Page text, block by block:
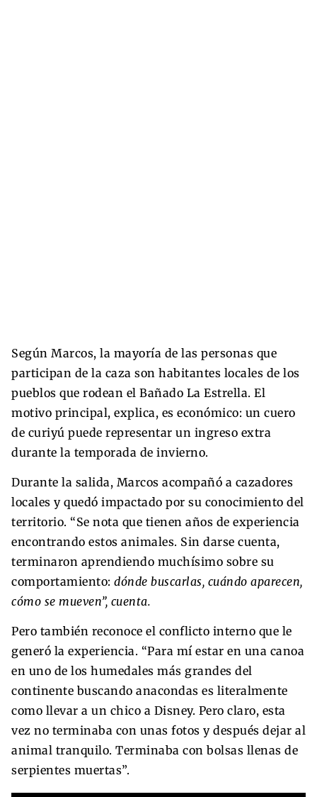
Según Marcos, la mayoría de las personas que
participan de la caza son habitantes locales de los
pueblos que rodean el Bañado La Estrella. El
motivo principal, explica, es económico: un cuero
de curiyú puede representar un ingreso extra
durante la temporada de invierno.
Durante la salida, Marcos acompañó a cazadores
locales y quedó impactado por su conocimiento del
territorio. “Se nota que tienen años de experiencia
encontrando estos animales. Sin darse cuenta,
terminaron aprendiendo muchísimo sobre su
comportamiento: dónde buscarlas, cuándo aparecen,
cómo se mueven”, cuenta.
Pero también reconoce el conflicto interno que le
generó la experiencia. “Para mí estar en una canoa
en uno de los humedales más grandes del
continente buscando anacondas es literalmente
como llevar a un chico a Disney. Pero claro, esta
vez no terminaba con unas fotos y después dejar al
animal tranquilo. Terminaba con bolsas llenas de
serpientes muertas”.